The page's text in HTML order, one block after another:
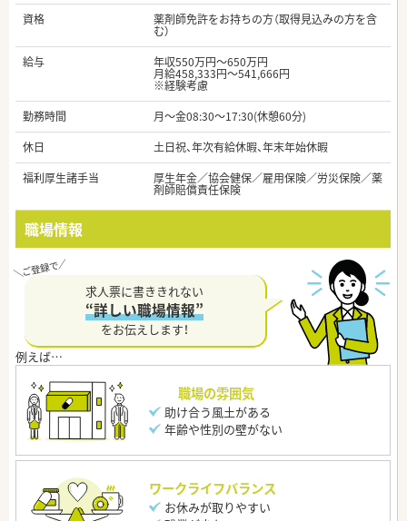
資格
薬剤師免許をお持ちの方（取得見込みの方を含
む）
給与
年収550万円～650万円
月給458,333円～541,666円
※経験考慮
勤務時間
月～金08:30～17:30(休憩60分)
休日
土日祝、年次有給休暇、年末年始休暇
福利厚生諸手当
厚生年金／協会健保／雇用保険／労災保険／薬
剤師賠償責任保険
職場情報
求人票に書ききれない
“詳しい職場情報”
をお伝えします！
職場の雰囲気
助け合う風土がある
年齢や性別の壁がない
ワークライフバランス
お休みが取りやすい